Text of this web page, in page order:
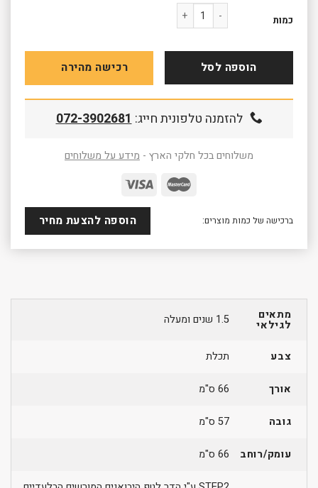
כמות
כמות של שולחן פעילות מים 8974
הוספה לסל רכישה מהירה
להזמנה טלפונית חייג:072-3902681
משלוחים בכל חלקי הארץ - מידע על משלוחים
ברכישה של כמות מוצרים: הוספה להצעת מחיר
מתאים
לגילאי 1.5 שנים ומעלה
צבע תכלת
אורך 66 ס"מ
גובה 57 ס"מ
עומק/רוחב 66 ס"מ